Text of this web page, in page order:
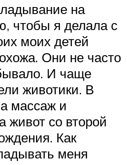
на
чтобы я делала с
моих детей
Они не часто
И чаще
животики. В
массаж и
живот со второй
Как
меня